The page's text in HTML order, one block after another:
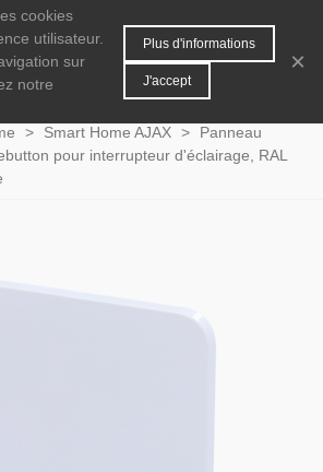
0 MENU
> Smart Home AJAX >
Panneau
pour interrupteur d'éclairage, RAL
cookies
utilisateur.
sur
notre
Plus d'informations
J'accept
×